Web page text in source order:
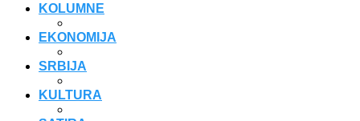
KOLUMNE
EKONOMIJA
SRBIJA
KULTURA